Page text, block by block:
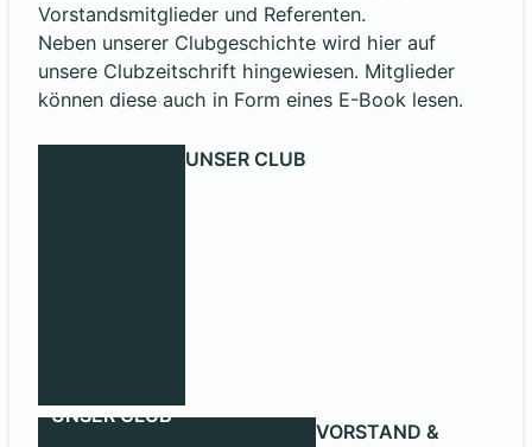
Vorstandsmitglieder und Referenten.
Neben unserer Clubgeschichte wird hier auf
unsere Clubzeitschrift hingewiesen. Mitglieder
können diese auch in Form eines E-Book lesen.
UNSER CLUB
UNSER CLUB
VORSTAND &